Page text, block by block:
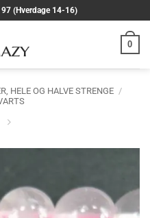
(Hverdage 14-16)
0
HELE OG HALVE STRENGE /